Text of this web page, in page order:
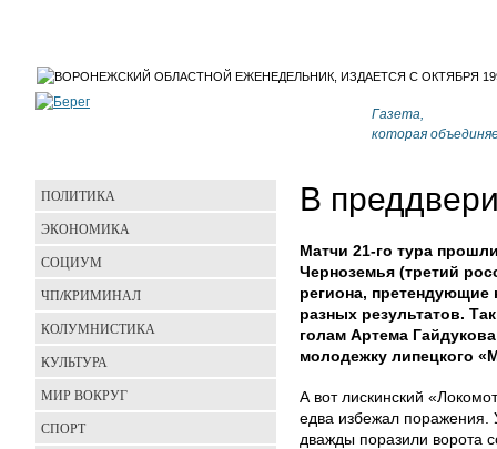
Газета,
которая
В
Матчи 21-го тура
Черноземья (третий
региона,
разных результатов.
голам Артема
молодежку липецкого
А вот лискинский
едва избежал поражения.
дважды поразили ворота
ПОЛИТИКА
ЭКОНОМИКА
СОЦИУМ
ЧП/КРИМИНАЛ
КОЛУМНИСТИКА
КУЛЬТУРА
МИР ВОКРУГ
СПОРТ